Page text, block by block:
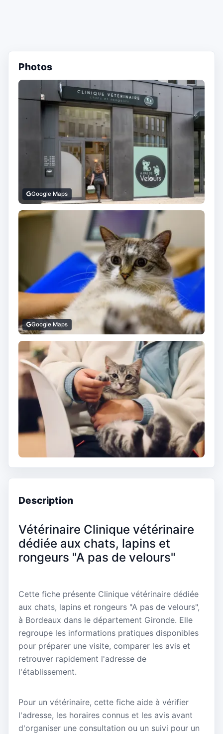
Photos
Google Maps
Google Maps
Description
Vétérinaire Clinique vétérinaire
dédiée aux chats, lapins et
rongeurs "A pas de velours"
Cette fiche présente Clinique vétérinaire dédiée
aux chats, lapins et rongeurs "A pas de velours",
à Bordeaux dans le département Gironde. Elle
regroupe les informations pratiques disponibles
pour préparer une visite, comparer les avis et
retrouver rapidement l'adresse de
l'établissement.
Pour un vétérinaire, cette fiche aide à vérifier
l'adresse, les horaires connus et les avis avant
d'organiser une consultation ou un suivi pour un